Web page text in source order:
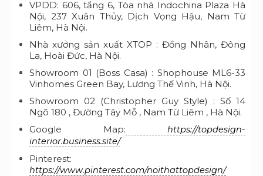
VPDD: 606, tầng 6, Tòa nhà Indochina Plaza Hà
Nội, 237 Xuân Thủy, Dịch Vọng Hậu, Nam Từ
Liêm, Hà Nội.
Nhà xưởng sản xuất XTOP : Đồng Nhân, Đông
La, Hoài Đức, Hà Nội.
Showroom 01 (Boss Casa) : Shophouse ML6-33
Vinhomes Green Bay, Lương Thế Vinh, Hà Nội.
Showroom 02 (Christopher Guy Style) : Số 14
Ngõ 180 , Đường Tây Mỗ , Nam Từ Liêm , Hà Nội.
Google Map: https://topdesign-
interior.business.site/
Pinterest:
https://www.pinterest.com/noithattopdesign/